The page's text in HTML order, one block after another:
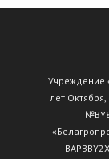
Учреждение
лет